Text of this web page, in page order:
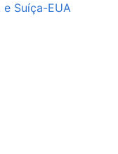
Suíça-EUA